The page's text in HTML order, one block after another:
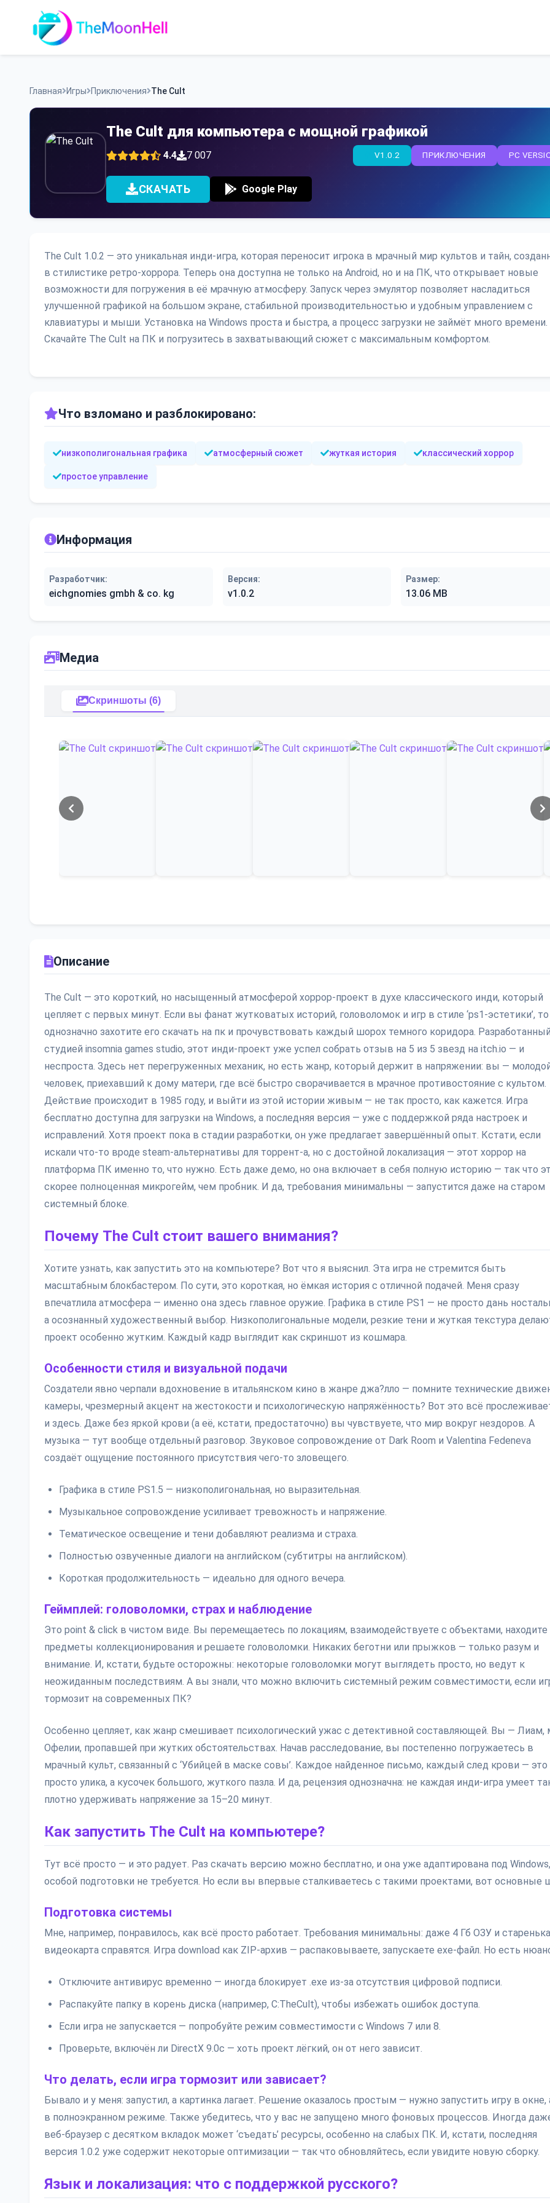
content
Главная Игры Приключения The Cult
The Cult для компьютера с мощной графикой
4.4 7 007 PC
ПРИКЛЮЧЕНИЯ
V1.0.2
СКАЧАТЬ Google Play
The Cult 1.0.2 — это уникальная инди-игра, которая переносит игрока в мрачный мир культов и тайн,
в стилистике ретро-хоррора. Теперь она доступна не только на Android, но и на ПК, что открывает новые
возможности для погружения в её мрачную атмосферу. Запуск через эмулятор позволяет насладиться
улучшенной графикой на большом экране, стабильной производительностью и удобным управлением с
клавиатуры и мыши. Установка на Windows проста и быстра, а процесс загрузки не займёт много времени.
Скачайте The Cult на ПК и погрузитесь в захватывающий сюжет с максимальным комфортом.
Что взломано и разблокировано:
низкополигональная графика атмосферный сюжет жуткая история классический хоррор
простое управление
Информация
Разработчик:
eichgnomies gmbh & co. kg
Версия:
v1.0.2
Размер:
13.06 MB
Медиа
Скриншоты (6)
Описание
The Cult — это короткий, но насыщенный атмосферой хоррор-проект в духе классического инди, который
цепляет с первых минут. Если вы фанат жутковатых историй, головоломок и игр в стиле ‘ps1-эстетики’, то
однозначно захотите его скачать на пк и прочувствовать каждый шорох темного коридора. Разработанный
студией insomnia games studio, этот инди-проект уже успел собрать отзыв на 5 из 5 звезд на itch.io — и
неспроста. Здесь нет перегруженных механик, но есть жанр, который держит в напряжении: вы —
человек, приехавший к дому матери, где всё быстро сворачивается в мрачное противостояние с культом.
Действие происходит в 1985 году, и выйти из этой истории живым — не так просто, как кажется. Игра
бесплатно доступна для загрузки на Windows, а последняя версия — уже с поддержкой ряда настроек и
исправлений. Хотя проект пока в стадии разработки, он уже предлагает завершённый опыт. Кстати, если
искали что-то вроде steam-альтернативы для торрент-а, но с достойной локализация — этот хоррор на
платформа ПК именно то, что нужно. Есть даже демо, но она включает в себя полную историю — так что
скорее полноценная микрогейм, чем пробник. И да, требования минимальны — запустится даже на старом
системный блоке.
Почему The Cult стоит вашего внимания?
Хотите узнать, как запустить это на компьютере? Вот что я выяснил. Эта игра не стремится быть
масштабным блокбастером. По сути, это короткая, но ёмкая история с отличной подачей. Меня сразу
впечатлила атмосфера — именно она здесь главное оружие. Графика в стиле PS1 — не просто дань
а осознанный художественный выбор. Низкополигональные модели, резкие тени и жуткая текстура
проект особенно жутким. Каждый кадр выглядит как скриншот из кошмара.
Особенности стиля и визуальной подачи
Создатели явно черпали вдохновение в итальянском кино в жанре джа?лло — помните технические
камеры, чрезмерный акцент на жестокости и психологическую напряжённость? Вот это всё
и здесь. Даже без яркой крови (а её, кстати, предостаточно) вы чувствуете, что мир вокруг нездоров. А
музыка — тут вообще отдельный разговор. Звуковое сопровождение от Dark Room и Valentina Fedeneva
создаёт ощущение постоянного присутствия чего-то зловещего.
Графика в стиле PS1.5 — низкополигональная, но выразительная.
Музыкальное сопровождение усиливает тревожность и напряжение.
Тематическое освещение и тени добавляют реализма и страха.
Полностью озвученные диалоги на английском (субтитры на английском).
Короткая продолжительность — идеально для одного вечера.
Геймплей: головоломки, страх и наблюдение
Это point & click в чистом виде. Вы перемещаетесь по локациям, взаимодействуете с объектами, находите
предметы коллекционирования и решаете головоломки. Никаких беготни или прыжков — только разум и
внимание. И, кстати, будьте осторожны: некоторые головоломки могут выглядеть просто, но ведут к
неожиданным последствиям. А вы знали, что можно включить системный режим совместимости, если
тормозит на современных ПК?
Особенно цепляет, как жанр смешивает психологический ужас с детективной составляющей. Вы — Лиам,
Офелии, пропавшей при жутких обстоятельствах. Начав расследование, вы постепенно погружаетесь в
мрачный культ, связанный с ‘Убийцей в маске совы’. Каждое найденное письмо, каждый след крови — это
просто уликa, а кусочек большого, жуткого пазла. И да, рецензия однозначна: не каждая инди-игра умеет
плотно удерживать напряжение за 15–20 минут.
Как запустить The Cult на компьютере?
Тут всё просто — и это радует. Раз скачать версию можно бесплатно, и она уже адаптирована под Windows,
особой подготовки не требуется. Но если вы впервые сталкиваетесь с такими проектами, вот основные
Подготовка системы
Мне, например, понравилось, как всё просто работает. Требования минимальны: даже 4 Гб ОЗУ и
видеокарта справятся. Игра download как ZIP-архив — распаковываете, запускаете exe-файл. Но есть
Отключите антивирус временно — иногда блокирует .exe из-за отсутствия цифровой подписи.
Распакуйте папку в корень диска (например, C:TheCult), чтобы избежать ошибок доступа.
Если игра не запускается — попробуйте режим совместимости с Windows 7 или 8.
Проверьте, включён ли DirectX 9.0c — хоть проект лёгкий, он от него зависит.
Что делать, если игра тормозит или зависает?
Бывало и у меня: запустил, а картинка лагает. Решение оказалось простым — нужно запустить игру в окне,
в полноэкранном режиме. Также убедитесь, что у вас не запущено много фоновых процессов. Иногда
веб-браузер с десятком вкладок может ‘съедать’ ресурсы, особенно на слабых ПК. И, кстати, последняя
версия 1.0.2 уже содержит некоторые оптимизации — так что обновляйтесь, если увидите новую сборку.
Язык и локализация: что с поддержкой русского?